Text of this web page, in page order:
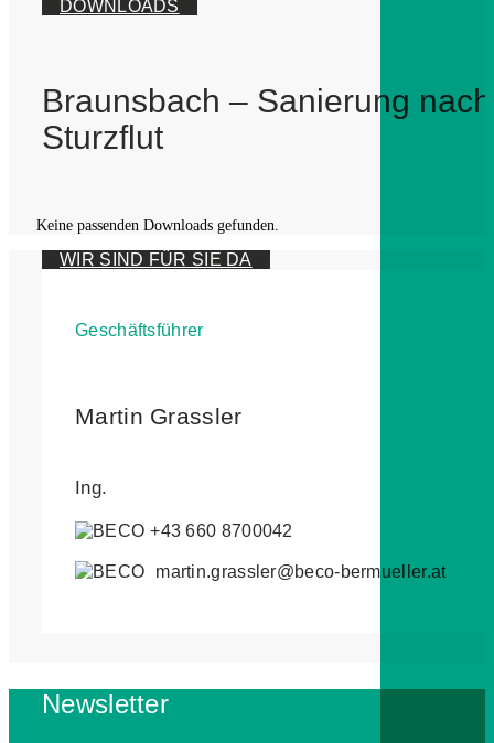
DOWNLOADS
Braunsbach – Sanierung nach
Sturzflut
Keine passenden Downloads gefunden.
WIR SIND FÜR SIE DA
Geschäftsführer
Martin Grassler
Ing.
+43 660 8700042
martin.grassler@beco-bermueller.at
Newsletter